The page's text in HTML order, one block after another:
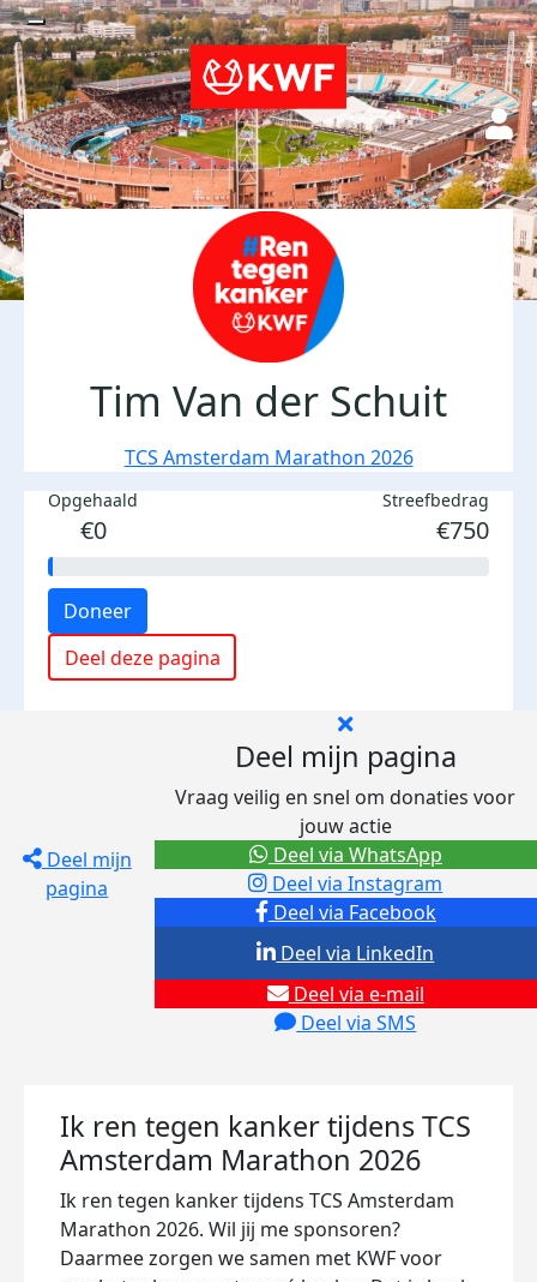
Tim Van der Schuit
TCS Amsterdam Marathon 2026
Opgehaald
€0
Streefbedrag
€750
Doneer
Deel deze pagina
Deel mijn
pagina
Deel mijn pagina
Vraag veilig en snel om donaties voor
jouw actie
Deel via Facebook
Deel via Instagram
Deel via e-mail
Deel via SMS
Deel via LinkedIn
Deel via WhatsApp
Ik ren tegen kanker tijdens TCS
Amsterdam Marathon 2026
Ik ren tegen kanker tijdens TCS Amsterdam
Marathon 2026. Wil jij me sponsoren?
Daarmee zorgen we samen met KWF voor